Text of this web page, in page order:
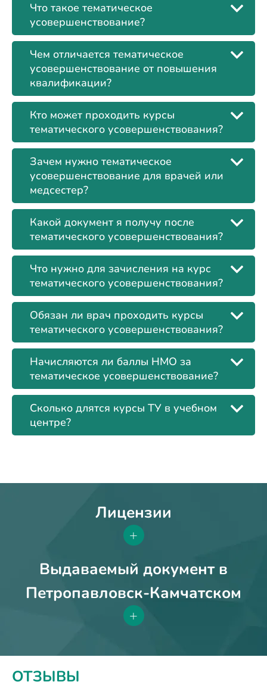
Что такое тематическое
усовершенствование?
Чем отличается тематическое
усовершенствование от повышения
квалификации?
Кто может проходить курсы
тематического усовершенствования?
Зачем нужно тематическое
усовершенствование для врачей или
медсестер?
Какой документ я получу после
тематического усовершенствования?
Что нужно для зачисления на курс
тематического усовершенствования?
Обязан ли врач проходить курсы
тематического усовершенствования?
Начисляются ли баллы НМО за
тематическое усовершенствование?
Сколько длятся курсы ТУ в учебном
центре?
Лицензии
+
Выдаваемый документ в
Петропавловск-Камчатском
+
ОТЗЫВЫ